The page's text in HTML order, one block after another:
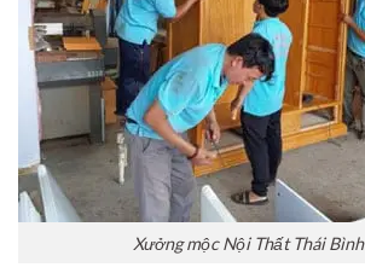
Xưởng mộc Nội Thất Thái Bình